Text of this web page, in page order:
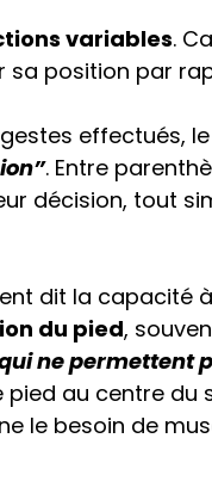
variables.
sa position par
effectués,
. Entre
décision, tout
dit la capacité
du pied,
ne permettent
au centre du
le besoin de